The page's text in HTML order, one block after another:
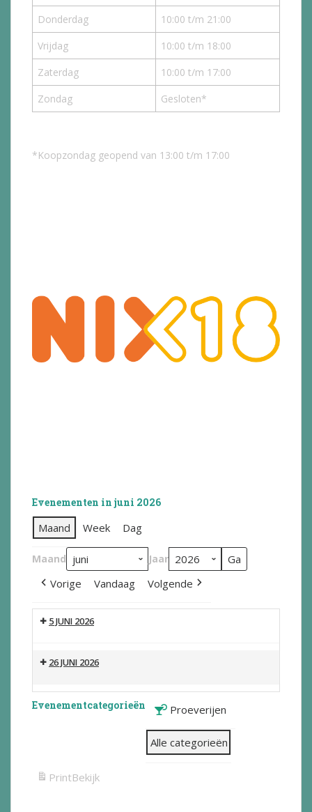
Donderdag
10:00 t/m 21:00
Vrijdag
10:00 t/m 18:00
Zaterdag
10:00 t/m 17:00
Zondag
Gesloten*
*Koopzondag geopend van 13:00 t/m 17:00
Evenementen in juni 2026
Maand Week Dag
Maand Jaar
Vorige Vandaag Volgende
5 JUNI 2026
26 JUNI 2026
Evenementcategorieën Proeverijen
Alle categorieën
PrintBekijk